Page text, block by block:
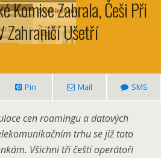
Komise Zabrala, Češi Při
Zahraničí Ušetří
Pin Mail SMS
cen roamingu a datových
trhu se již toto
Všichni tři čeští operátoři